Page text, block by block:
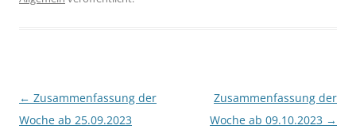
Beitragsnavigation
← Zusammenfassung der
Woche ab 25.09.2023
Zusammenfassung der
Woche ab 09.10.2023 →